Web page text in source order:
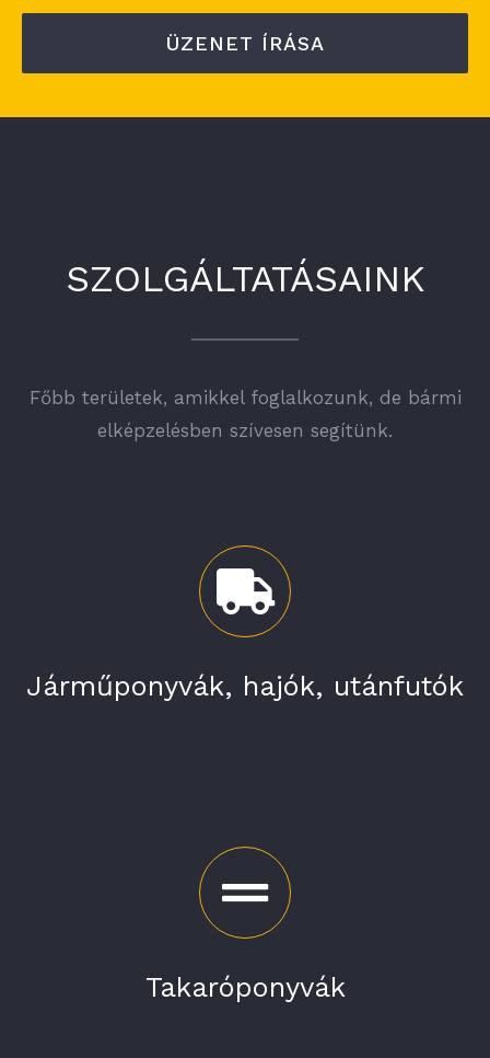
ÜZENET ÍRÁSA
SZOLGÁLTATÁSAINK
Főbb területek, amikkel foglalkozunk, de bármi
elképzelésben szívesen segítünk.
Járműponyvák, hajók, utánfutók
Takaróponyvák